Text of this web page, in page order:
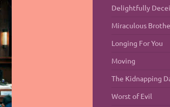
Delightfully
Miraculous
Longing For You
Moving
The Kidnapping
Worst of Evil